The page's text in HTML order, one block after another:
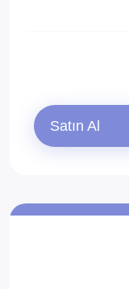
Satın Al